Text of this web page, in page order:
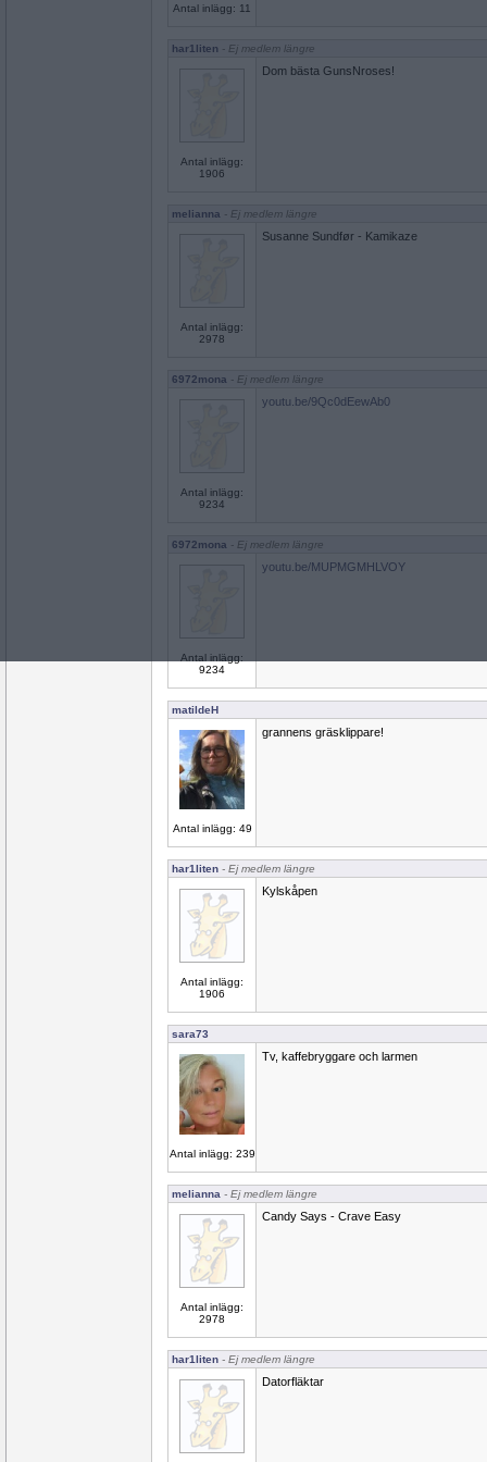
Antal inlägg: 11
har1liten - Ej medlem längre
Antal inlägg:
1906
Dom bästa GunsNroses!
melianna - Ej medlem längre
Antal inlägg:
2978
Susanne Sundfør - Kamikaze
6972mona - Ej medlem längre
Antal inlägg:
9234
youtu.be/9Qc0dEewAb0
6972mona - Ej medlem längre
Antal inlägg:
9234
youtu.be/MUPMGMHLVOY
matildeH
Antal inlägg: 49
grannens gräsklippare!
har1liten - Ej medlem längre
Antal inlägg:
1906
Kylskåpen
sara73
Antal inlägg: 239
Tv, kaffebryggare och larmen
melianna - Ej medlem längre
Antal inlägg:
2978
Candy Says - Crave Easy
har1liten - Ej medlem längre
Datorfläktar